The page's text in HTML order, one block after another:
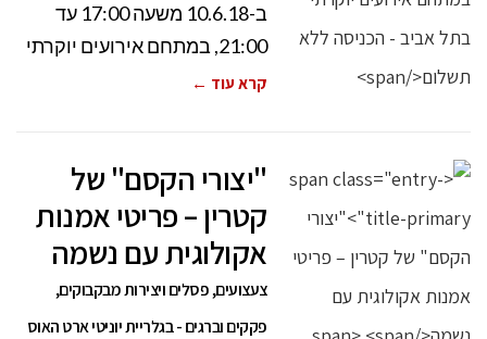
ב-10.6.18 משעה 17:00 עד
21:00, במתחם אירועים יוקרתי
קרא עוד ←
"יצורי הקסם" של
קטרין – פריטי אמנות
אקולוגית עם נשמה
צעצועים, פסלים ויצירות מבקבוקים,
פקקים וברגים - בגלריית יוניטי ארט האוס